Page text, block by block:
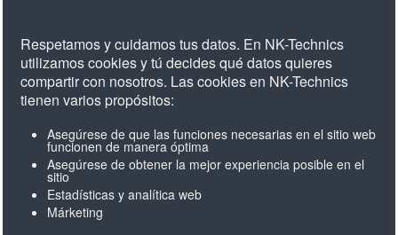
CATEGORÍAS
Correas Dentadas De Poliuretano
Correas Dentadas De Neopreno
Respetamos y cuidamos tus datos. En NK-Technics
utilizamos cookies y tú decides qué datos quieres
compartir con nosotros. Las cookies en NK-Technics
tienen varios propósitos:
Asegúrese de que las funciones necesarias en el sitio web
funcionen de manera óptima
Asegúrese de obtener la mejor experiencia posible en el
sitio
Estadísticas y analítica web
Márketing